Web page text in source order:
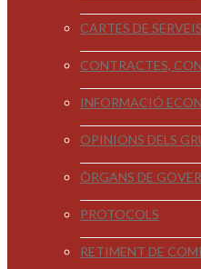
CARTES DE SERVEIS
CONTRACTES,
INFORMACIÓ
OPINIONS DELS
ÒRGANS DE
PROTOCOLS
RETIMENT DE